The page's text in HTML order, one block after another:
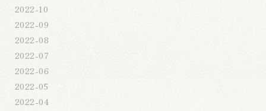
2022-10
2022-09
2022-08
2022-07
2022-06
2022-05
2022-04